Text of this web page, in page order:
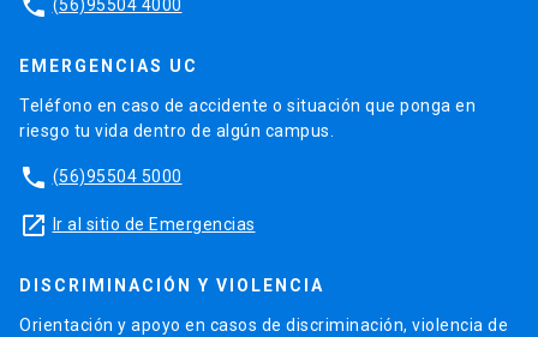
phone (56)95504 4000
EMERGENCIAS UC
Teléfono en caso de accidente o situación que ponga en
riesgo tu vida dentro de algún campus.
phone (56)95504 5000
launch Ir al sitio de Emergencias
DISCRIMINACIÓN Y VIOLENCIA
Orientación y apoyo en casos de discriminación, violencia de